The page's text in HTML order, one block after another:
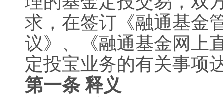
求，在签订《融通基金
议》、《融通基金网上
定投宝业务的有关事项
第一条 释义